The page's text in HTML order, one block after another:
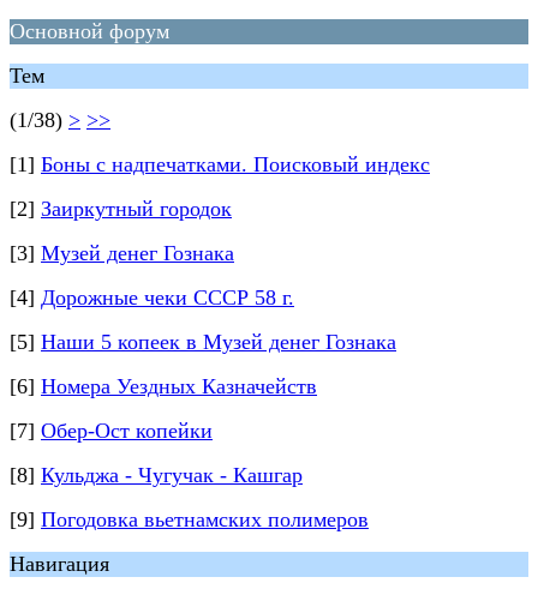
Основной форум
Тем
(1/38) > >>
[1] Боны с надпечатками. Поисковый индекс
[2] Заиркутный городок
[3] Музей денег Гознака
[4] Дорожные чеки СССР 58 г.
[5] Наши 5 копеек в Музей денег Гознака
[6] Номера Уездных Казначейств
[7] Обер-Ост копейки
[8] Кульджа - Чугучак - Кашгар
[9] Погодовка вьетнамских полимеров
Навигация